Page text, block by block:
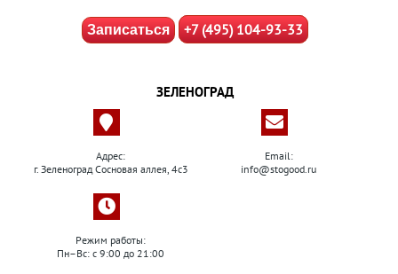
Записаться +7 (495) 104-93-33
ЗЕЛЕНОГРАД
Адрес:
г. Зеленоград Сосновая аллея, 4с3
Email:
info@stogood.ru
Режим работы:
Пн–Вс: с 9:00 до 21:00